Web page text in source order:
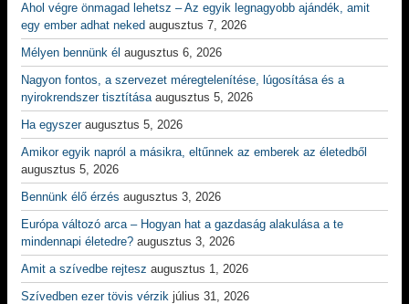
Ahol végre önmagad lehetsz – Az egyik legnagyobb ajándék, amit
egy ember adhat neked augusztus 7, 2026
Mélyen bennünk él augusztus 6, 2026
Nagyon fontos, a szervezet méregtelenítése, lúgosítása és a
nyirokrendszer tisztítása augusztus 5, 2026
Ha egyszer augusztus 5, 2026
Amikor egyik napról a másikra, eltűnnek az emberek az életedből
augusztus 5, 2026
Bennünk élő érzés augusztus 3, 2026
Európa változó arca – Hogyan hat a gazdaság alakulása a te
mindennapi életedre? augusztus 3, 2026
Amit a szívedbe rejtesz augusztus 1, 2026
Szívedben ezer tövis vérzik július 31, 2026